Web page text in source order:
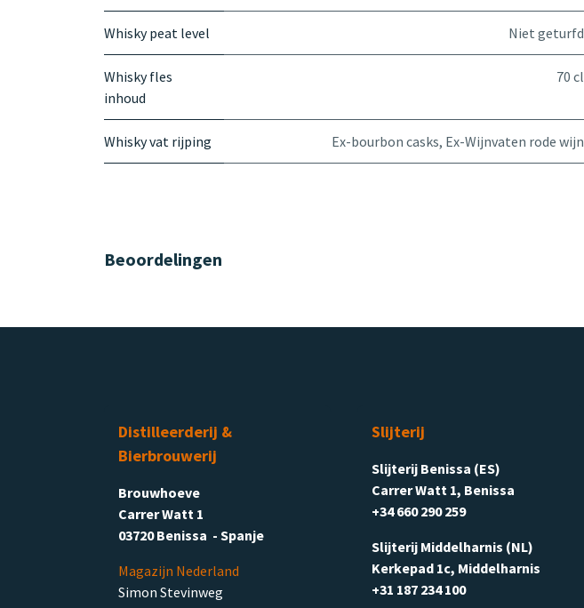
Whisky peat level Niet geturfd
Whisky fles
inhoud
70 cl
Whisky vat rijping Ex-bourbon casks, Ex-Wijnvaten rode wijn
Beoordelingen
Distilleerderij &
Bierbrouwerij
Brouwhoeve
Carrer Watt 1
03720 Benissa - Spanje
Magazijn Nederland
Simon Stevinweg
Slijterij
Slijterij Benissa (ES)
Carrer Watt 1, Benissa
+34 660 290 259
Slijterij Middelharnis (NL)
Kerkepad 1c, Middelharnis
+31 187 234 100